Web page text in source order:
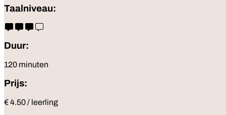
Taalniveau:
Duur:
120 minuten
Prijs:
€ 4.50 / leerling